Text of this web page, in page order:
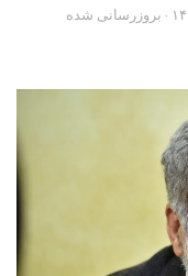
· بروزرسانی شده